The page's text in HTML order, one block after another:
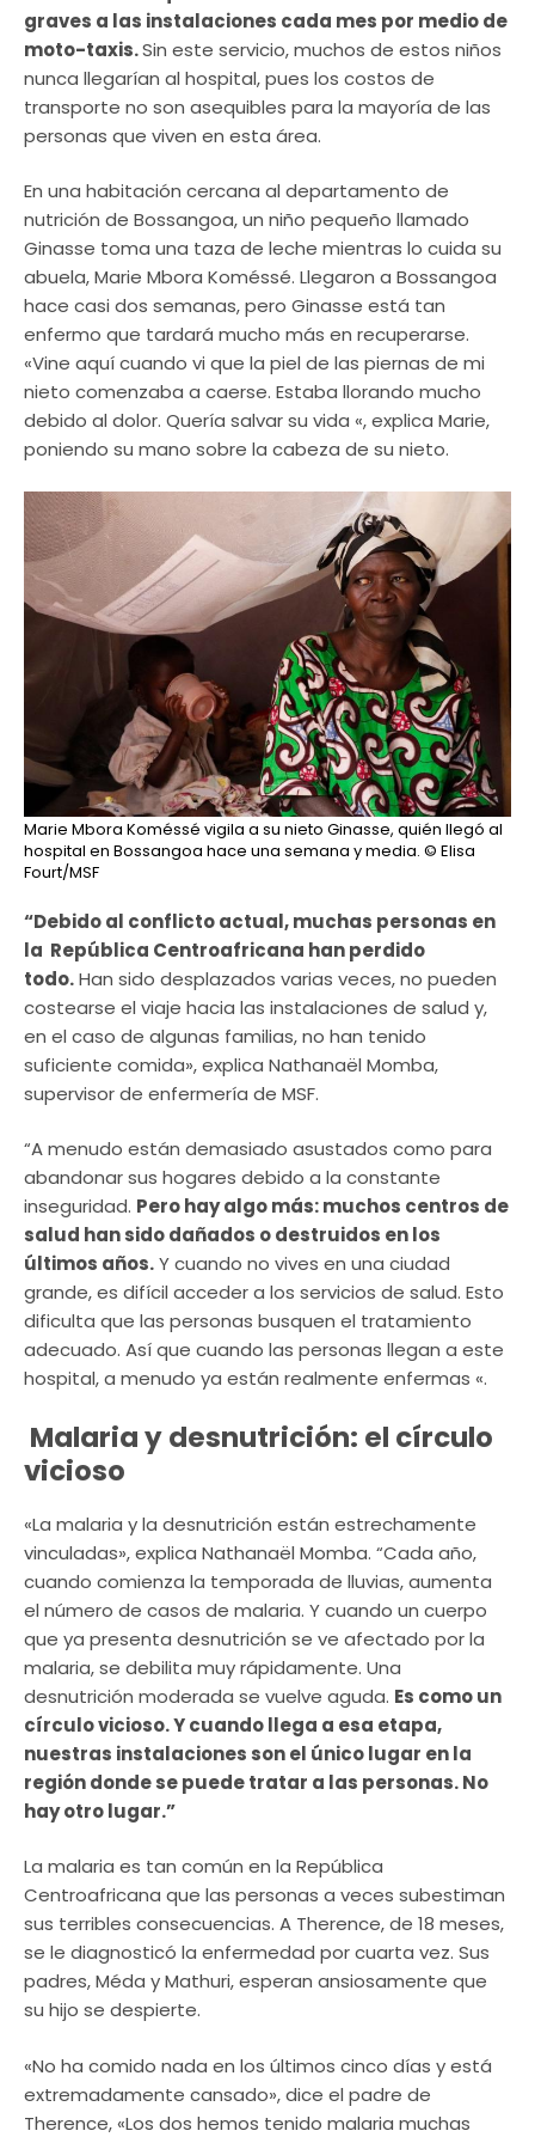
graves a las instalaciones cada mes por medio de
moto-taxis.Sin este servicio, muchos de estos niños
nunca llegarían al hospital, pues los costos de
transporte no son asequibles para la mayoría de las
personas que viven en esta área.
En una habitación cercana al departamento de
nutrición de Bossangoa, un niño pequeño llamado
Ginasse toma una taza de leche mientras lo cuida su
abuela, Marie Mbora Koméssé. Llegaron a Bossangoa
hace casi dos semanas, pero Ginasse está tan
enfermo que tardará mucho más en recuperarse.
«Vine aquí cuando vi que la piel de las piernas de mi
nieto comenzaba a caerse. Estaba llorando mucho
debido al dolor. Quería salvar su vida «, explica Marie,
poniendo su mano sobre la cabeza de su nieto.
Marie Mbora Koméssé vigila a su nieto Ginasse, quién llegó al
hospital en Bossangoa hace una semana y media. © Elisa
Fourt/MSF
“Debido al conflicto actual, muchas personas en
la República Centroafricana han perdido
todo.Han sido desplazados varias veces, no pueden
costearse el viaje hacia las instalaciones de salud y,
en el caso de algunas familias, no han tenido
suficiente comida», explica Nathanaël Momba,
supervisor de enfermería de MSF.
“A menudo están demasiado asustados como para
abandonar sus hogares debido a la constante
inseguridad. Pero hay algo más: muchos centros de
salud han sido dañados o destruidos en los
últimos años.Y cuando no vives en una ciudad
grande, es difícil acceder a los servicios de salud. Esto
dificulta que las personas busquen el tratamiento
adecuado. Así que cuando las personas llegan a este
hospital, a menudo ya están realmente enfermas «.
Malaria y desnutrición: el círculo
vicioso
«La malaria y la desnutrición están estrechamente
vinculadas», explica Nathanaël Momba. “Cada año,
cuando comienza la temporada de lluvias, aumenta
el número de casos de malaria. Y cuando un cuerpo
que ya presenta desnutrición se ve afectado por la
malaria, se debilita muy rápidamente. Una
desnutrición moderada se vuelve aguda. Es como un
círculo vicioso. Y cuando llega a esa etapa,
nuestras instalaciones son el único lugar en la
región donde se puede tratar a las personas. No
hay otro lugar.”
La malaria es tan común en la República
Centroafricana que las personas a veces subestiman
sus terribles consecuencias. A Therence, de 18 meses,
se le diagnosticó la enfermedad por cuarta vez. Sus
padres, Méda y Mathuri, esperan ansiosamente que
su hijo se despierte.
«No ha comido nada en los últimos cinco días y está
extremadamente cansado», dice el padre de
Therence, «Los dos hemos tenido malaria muchas